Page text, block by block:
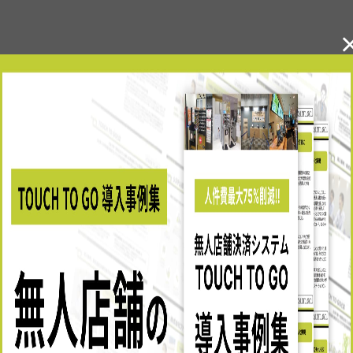
店舗の最新事例をチェッ
TOUCH TO GO 導入事例集をダウンロード